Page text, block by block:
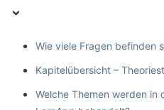
Wie viele Fragen befinden
Kapitelübersicht –
Welche Themen werden in